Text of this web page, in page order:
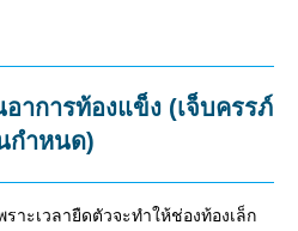
าการท้องแข็ง (เจ็บครรภ์
กำหนด)
ราะเวลายืดตัวจะทำให้ช่องท้องเล็ก